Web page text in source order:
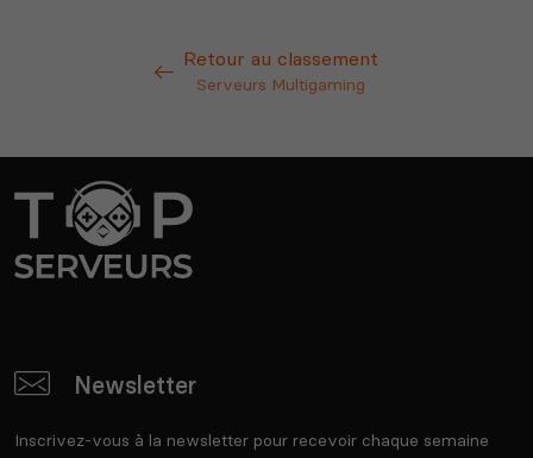
Retour au classement
Serveurs Multigaming
Newsletter
Inscrivez-vous à la newsletter pour recevoir chaque semaine